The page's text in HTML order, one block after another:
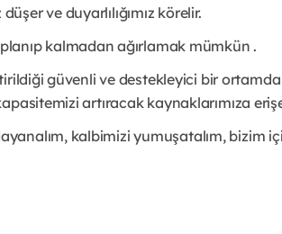
ve duyarlılığımız körelir.
kalmadan ağırlamak mümkün .
güvenli ve destekleyici bir
artıracak kaynaklarımıza
kalbimizi yumuşatalım, bizim